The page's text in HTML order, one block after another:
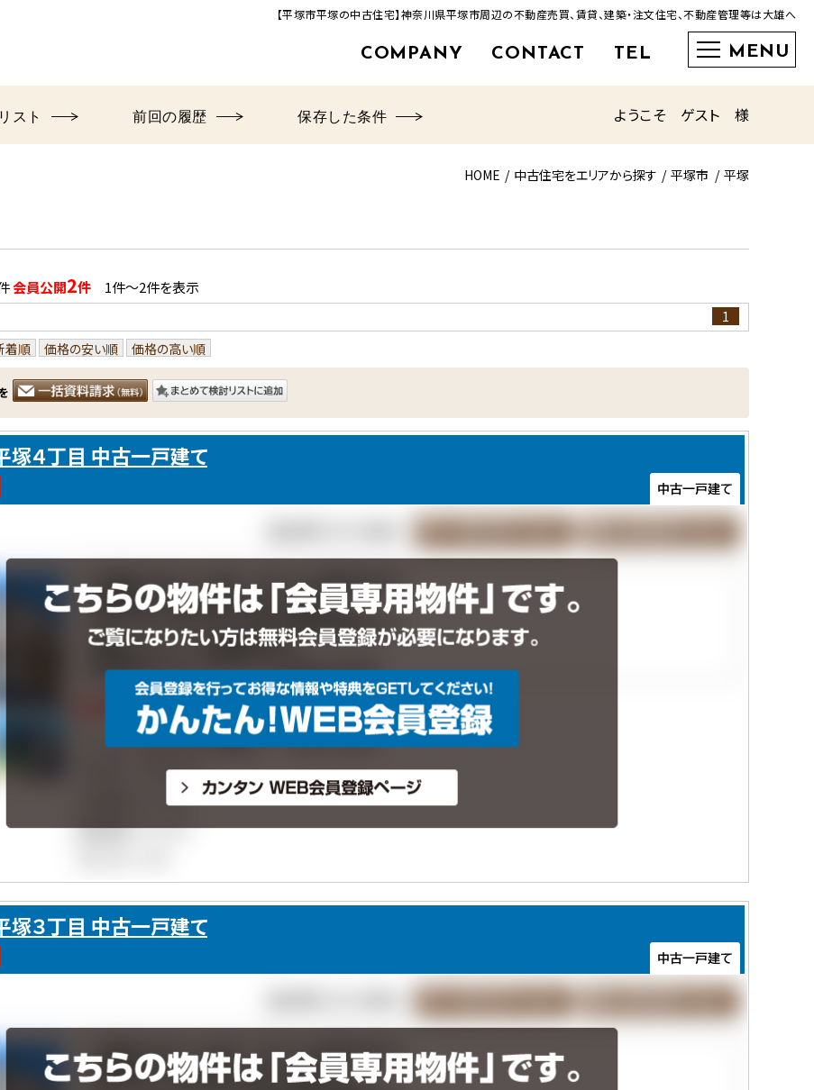
【平塚市平塚の中古住宅】神奈川県平塚市周辺の不動産売買、賃貸、建築・注文住宅、不動産管理等は大雄へ
COMPANY CONTACT TEL
33-8000
スト 前回の履歴 保存した条件 ようこそ ゲスト 様
HOME 中古住宅をエリアから探す 平塚市 平塚
会員公開2件 1件〜2件を表示
1
着順 価格の安い順 価格の高い順
塚４丁目 中古一戸建て
塚３丁目 中古一戸建て